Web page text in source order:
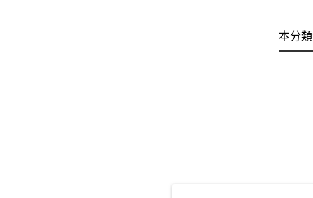
本分